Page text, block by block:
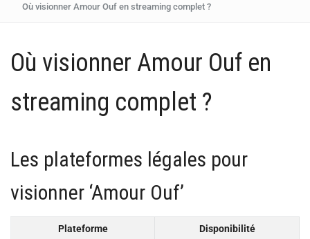
Où visionner Amour Ouf en streaming complet ?
Où visionner Amour Ouf en
streaming complet ?
Les plateformes légales pour
visionner ‘Amour Ouf’
Plateforme Disponibilité